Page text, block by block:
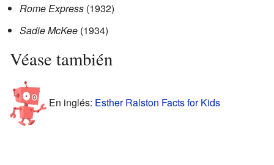
Rome Express (1932)
Sadie McKee (1934)
Véase también
En inglés: Esther Ralston Facts for Kids